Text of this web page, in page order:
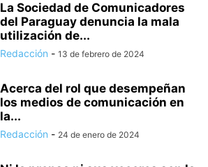
La Sociedad de Comunicadores
del Paraguay denuncia la mala
utilización de...
Redacción - 13 de febrero de 2024
Acerca del rol que desempeñan
los medios de comunicación en
la...
Redacción - 24 de enero de 2024